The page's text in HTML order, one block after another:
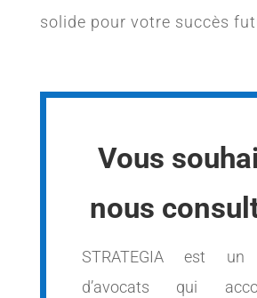
solide pour votre succès
Vous
nous
STRATEGIA est un
d’avocats qui